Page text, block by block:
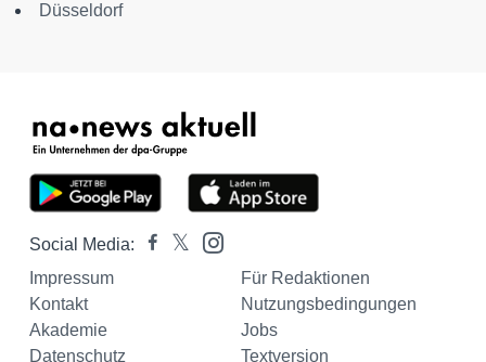
Düsseldorf
Social Media:
Impressum
Für Redaktionen
Kontakt
Nutzungsbedingungen
Akademie
Jobs
Datenschutz
Textversion